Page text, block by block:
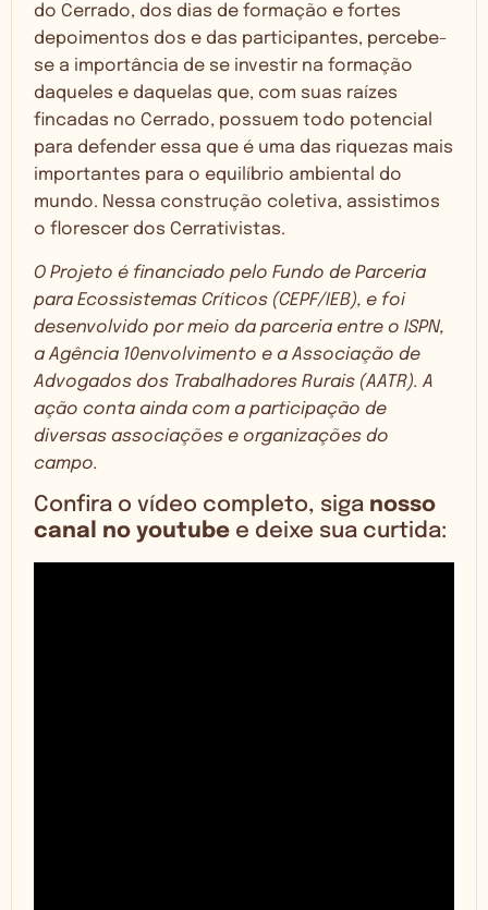
do Cerrado, dos dias de formação e fortes
depoimentos dos e das participantes, percebe-
se a importância de se investir na formação
daqueles e daquelas que, com suas raízes
fincadas no Cerrado, possuem todo potencial
para defender essa que é uma das riquezas mais
importantes para o equilíbrio ambiental do
mundo. Nessa construção coletiva, assistimos
o florescer dos Cerrativistas.
O Projeto é financiado pelo Fundo de Parceria
para Ecossistemas Críticos (CEPF/IEB), e foi
desenvolvido por meio da parceria entre o ISPN,
a Agência 10envolvimento e a Associação de
Advogados dos Trabalhadores Rurais (AATR). A
ação conta ainda com a participação de
diversas associações e organizações do
campo.
Confira o vídeo completo, siga nosso
canal no youtube e deixe sua curtida: